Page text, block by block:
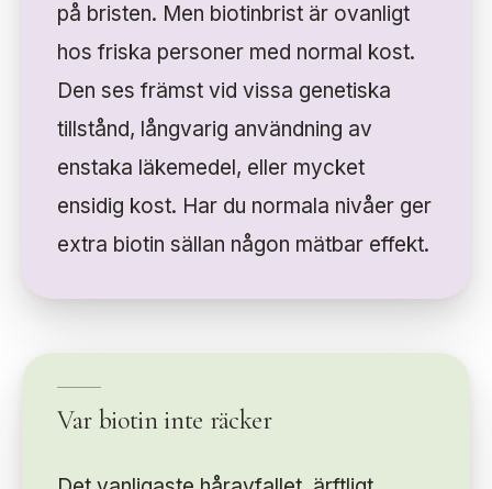
på bristen. Men biotinbrist är ovanligt
hos friska personer med normal kost.
Den ses främst vid vissa genetiska
tillstånd, långvarig användning av
enstaka läkemedel, eller mycket
ensidig kost. Har du normala nivåer ger
extra biotin sällan någon mätbar effekt.
Var biotin inte räcker